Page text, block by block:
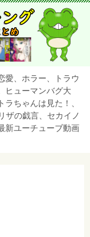
愛、ホラー、トラウ
ヒューマンバグ大
ちゃんは見た！、
ザの戯言、セカイノ
新ユーチューブ動画